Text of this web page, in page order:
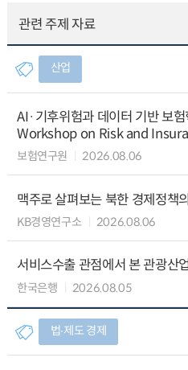
관련 주제 자료
산업
AI·기후위험과 데이터 기반 보
Workshop on Risk and
보험연구원 2026.08.06
맥주로 살펴보는 북한 경제정책
KB경영연구소 2026.08.06
서비스수출 관점에서 본 관광산
한국은행 2026.08.05
법∙제도 경제